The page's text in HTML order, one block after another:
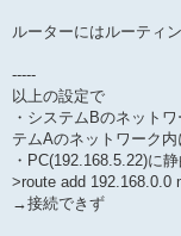
ルーターにはルーティ
-----
以上の設定で
・システムBのネット
テムAのネットワーク
・PC(192.168.5.22)に
>route add 192.168.0.0
→接続できず